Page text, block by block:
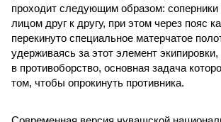
проходит следующим образом: соперники
лицом друг к другу, при этом через пояс
перекинуто специальное матерчатое
удерживаясь за этот элемент
в противоборство, основная задача
том, чтобы опрокинуть противника.